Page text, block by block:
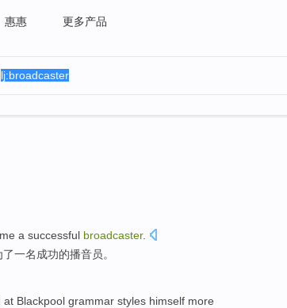
惠惠 更多产品
a successful broadcaster.
了一名成功的播音员。
at Blackpool grammar styles himself more